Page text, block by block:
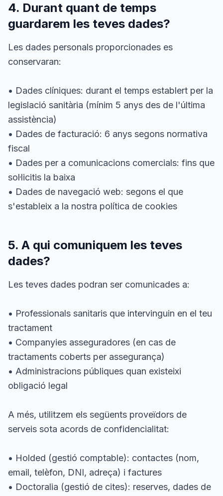
4. Durant quant de temps
guardarem les teves dades?
Les dades personals proporcionades es
conservaran:
• Dades clíniques: durant el temps establert per la
legislació sanitària (mínim 5 anys des de l'última
assistència)
• Dades de facturació: 6 anys segons normativa
fiscal
• Dades per a comunicacions comercials: fins que
sol·licitis la baixa
• Dades de navegació web: segons el que
s'estableix a la nostra política de cookies
5. A qui comuniquem les teves
dades?
Les teves dades podran ser comunicades a:
• Professionals sanitaris que intervinguin en el teu
tractament
• Companyies asseguradores (en cas de
tractaments coberts per assegurança)
• Administracions públiques quan existeixi
obligació legal
A més, utilitzem els següents proveïdors de
serveis sota acords de confidencialitat:
• Holded (gestió comptable): contactes (nom,
email, telèfon, DNI, adreça) i factures
• Doctoralia (gestió de cites): reserves, dades de